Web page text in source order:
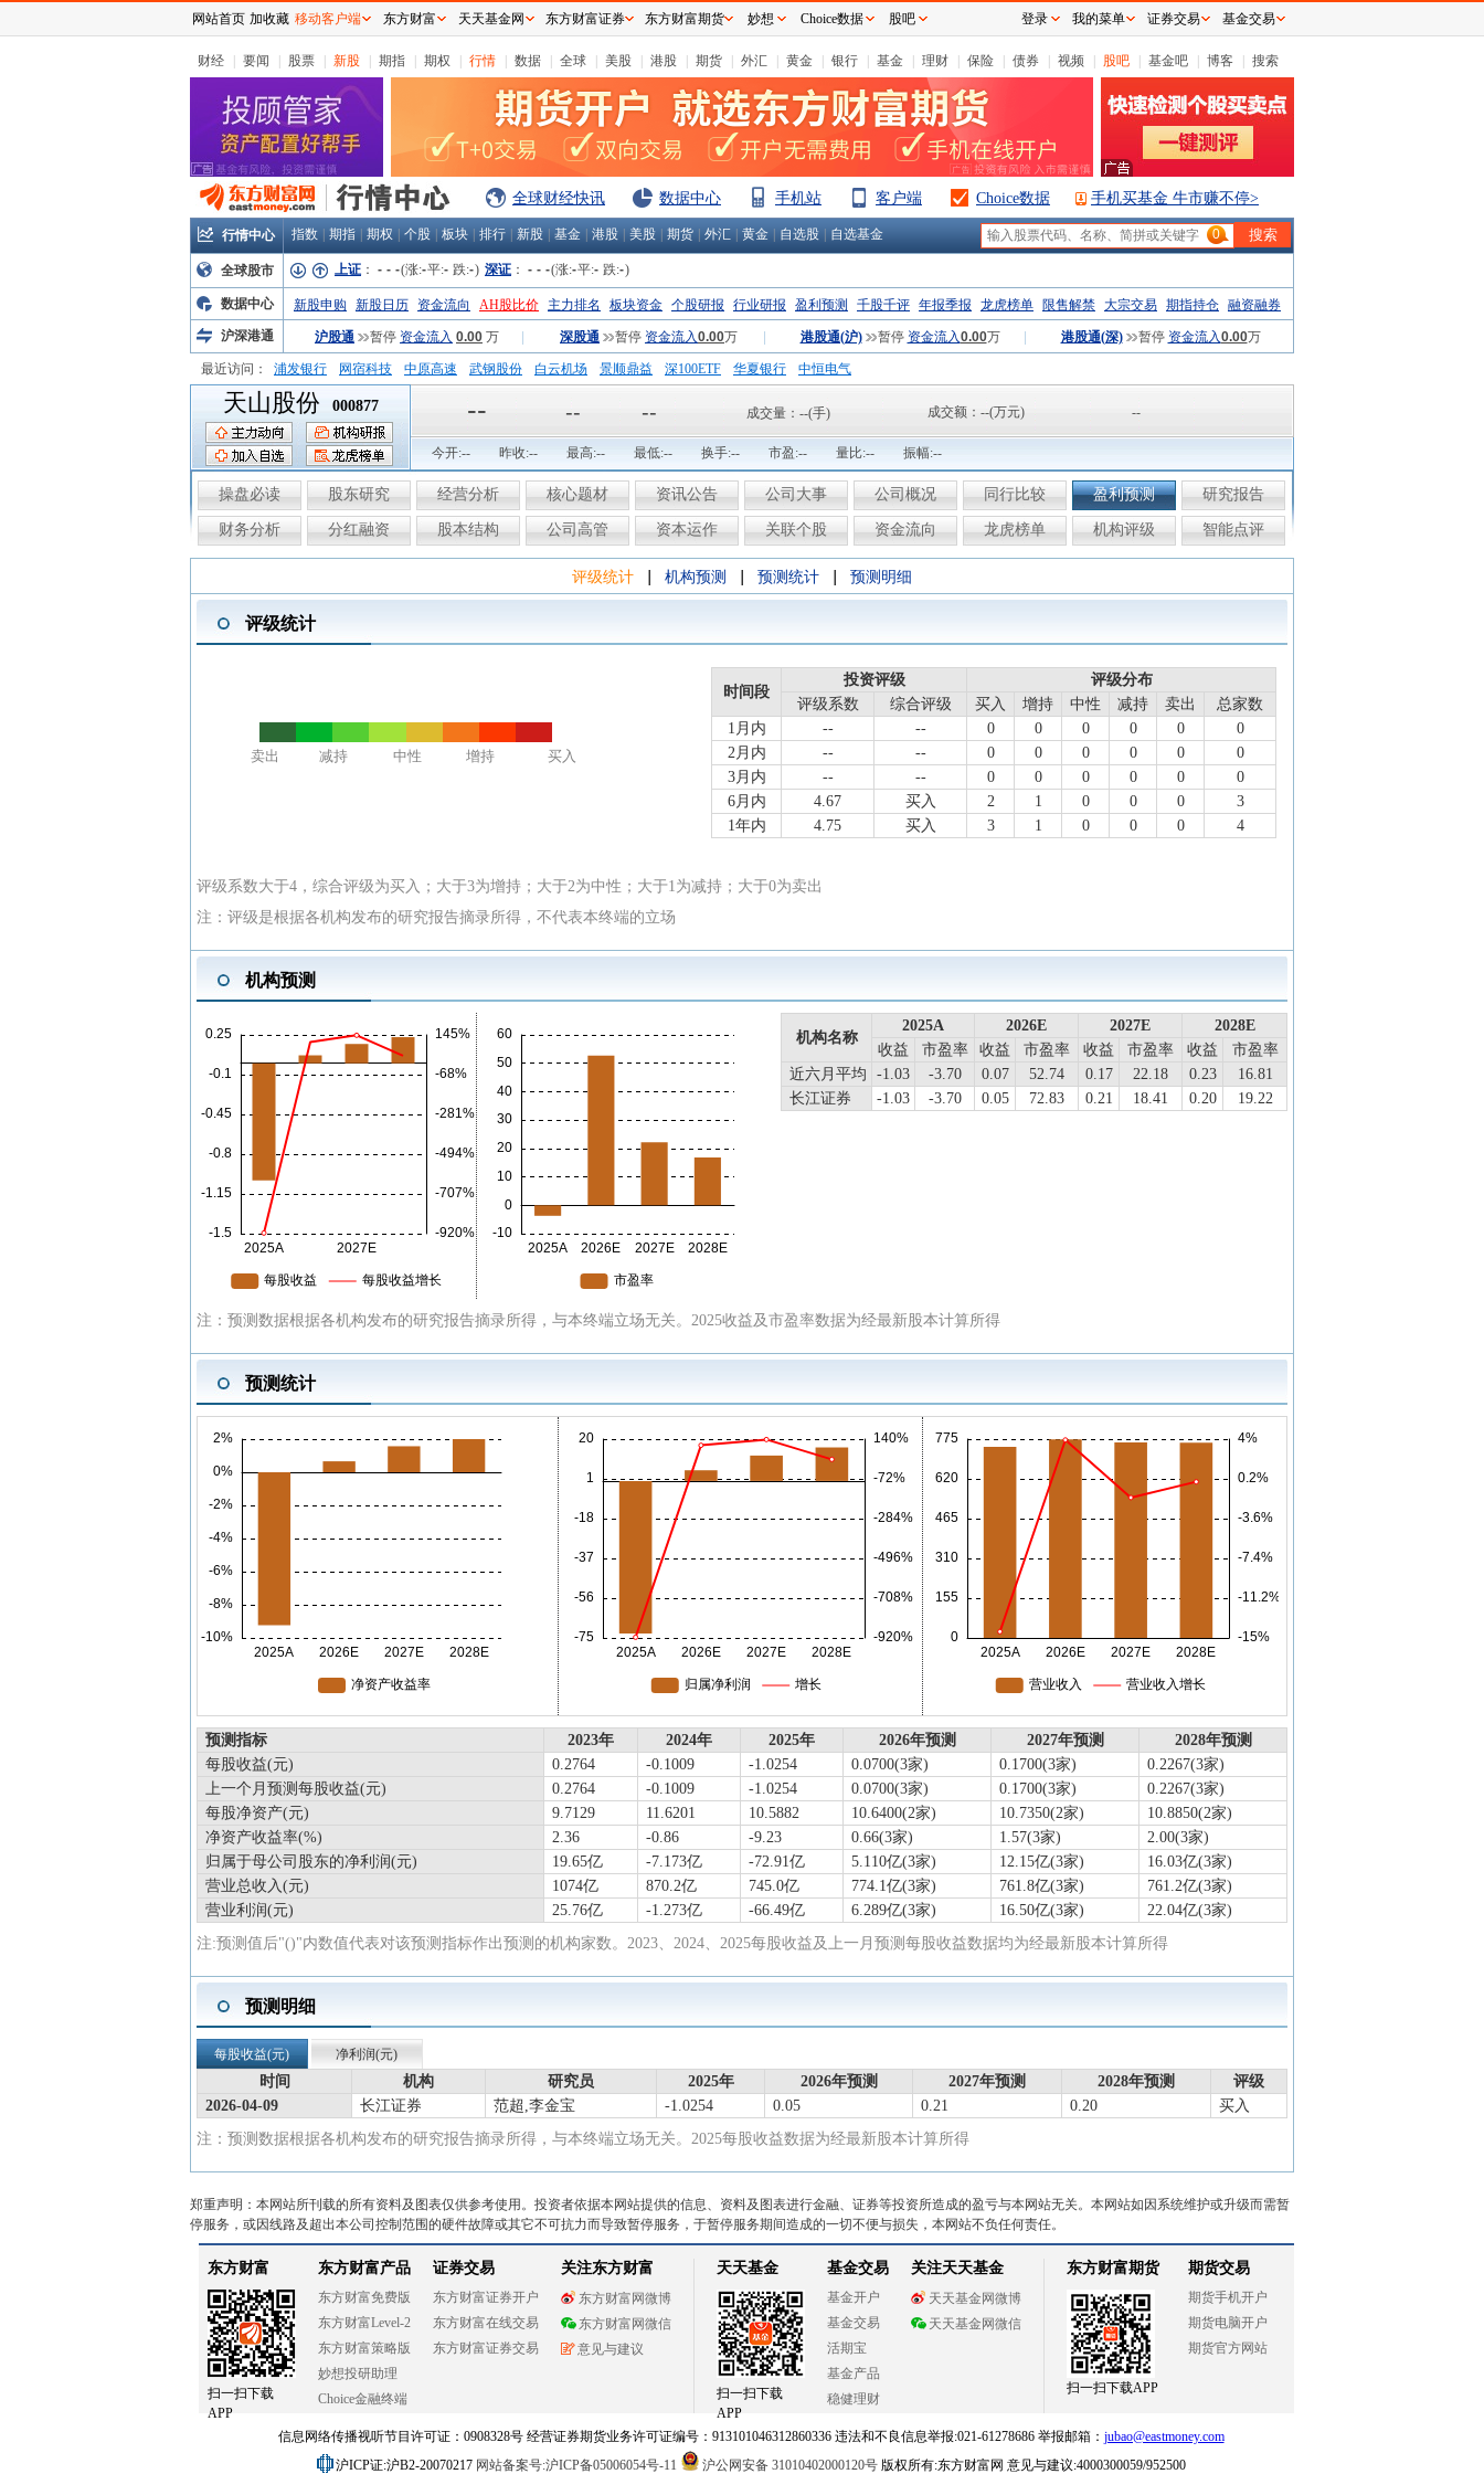
财经 要闻 股票 新股 期指 期权 行情 数据 全球 美股 港股 期货 外汇 黄金 银行 基金 理财 保险 债券 视频 股吧 基金吧 博客 搜索
全球财经快讯 数据中心 手机站 客户端 Choice数据 手机买基金 牛市赚不停>
行情中心 指数 期指 期权 个股 板块 排行 新股 基金 港股 美股 期货 外汇 黄金 自选股 自选基金 0
全球股市 上证 ： - - -(涨:-平:- 跌:-) 深证 ： - - -(涨:-平:- 跌:-)
数据中心 新股申购 新股日历 资金流向 AH股比价 主力排名 板块资金 个股研报 行业研报 盈利预测 千股千评 年报季报 龙虎榜单 限售解禁 大宗交易 期指持仓 融资融券
沪深港通
沪股通 暂停 资金流入 0.00 万 深股通 暂停 资金流入0.00万 港股通(沪) 暂停 资金流入0.00万 港股通(深) 暂停 资金流入0.00万
最近访问： 浦发银行 网宿科技 中原高速 武钢股份 白云机场 景顺鼎益 深100ETF 华夏银行
中恒电气
弘业股份
富临运业
天山股份 000877 -- -- -- 成交量： --(手) 成交额： --(万元) --
今开:-- 昨收:-- 最高:-- 最低:-- 换手:-- 市盈:-- 量比:-- 振幅:--
操盘必读 股东研究 经营分析 核心题材 资讯公告 公司大事 公司概况 同行比较 盈利预测 研究报告
财务分析 分红融资 股本结构 公司高管 资本运作 关联个股 资金流向 龙虎榜单 机构评级 智能点评
评级统计 机构预测 预测统计 预测明细
评级统计
卖出 减持 中性 增持 买入
时间段
投资评级
评级分布
评级系数
综合评级 买入 增持 中性 减持 卖出
总家数
1月内
-- -- 0 0 0 0 0
0
2月内
-- -- 0 0 0 0 0
0
3月内
-- -- 0 0 0 0 0
0
6月内
4.67 买入 2 1 0 0 0
3
1年内
4.75 买入 3 1 0 0 0 4
评级系数大于4，综合评级为买入；大于3为增持；大于2为中性；大于1为减持；大于0为卖出
注：评级是根据各机构发布的研究报告摘录所得，不代表本终端的立场
机构预测
机构名称
2025A 2026E 2027E
2028E
收益
市盈率 收益 市盈率 收益 市盈率 收益
市盈率
近六月平均
-1.03 -3.70 0.07 52.74 0.17 22.18 0.23
16.81
长江证券
-1.03 -3.70 0.05 72.83 0.21 18.41 0.20 19.22
注：预测数据根据各机构发布的研究报告摘录所得，与本终端立场无关。2025收益及市盈率数据为经最新股本计算所得
预测统计
预测指标 2023年 2024年 2025年 2026年预测 2027年预测
2028年预测
每股收益(元)
0.2764 -0.1009 -1.0254 0.0700(3家) 0.1700(3家)
0.2267(3家)
上一个月预测每股收益(元)
0.2764 -0.1009 -1.0254 0.0700(3家) 0.1700(3家)
0.2267(3家)
每股净资产(元)
9.7129 11.6201 10.5882 10.6400(2家) 10.7350(2家)
10.8850(2家)
净资产收益率(%)
2.36 -0.86 -9.23 0.66(3家) 1.57(3家)
2.00(3家)
归属于母公司股东的净利润(元)
19.65亿 -7.173亿 -72.91亿 5.110亿(3家) 12.15亿(3家)
16.03亿(3家)
营业总收入(元)
1074亿 870.2亿 745.0亿 774.1亿(3家) 761.8亿(3家)
761.2亿(3家)
营业利润(元)
25.76亿 -1.273亿 -66.49亿 6.289亿(3家) 16.50亿(3家)
22.04亿(3家)
注:预测值后"()"内数值代表对该预测指标作出预测的机构家数。2023、2024、2025每股收益及上一月预测每股收益数据均为经最新股本计算所得
预测明细
每股收益(元) 净利润(元)
时间 机构 研究员 2025年 2026年预测 2027年预测 2028年预测
评级
2026-04-09
长江证券 范超,李金宝 -1.0254 0.05 0.21 0.20
买入
注：预测数据根据各机构发布的研究报告摘录所得，与本终端立场无关。2025每股收益数据为经最新股本计算所得
郑重声明：本网站所刊载的所有资料及图表仅供参考使用。投资者依据本网站提供的信息、资料及图表进行金融、证券等投资所造成的盈亏与本网站无关。本网站如因系统维护或升级而需暂
停服务，或因线路及超出本公司控制范围的硬件故障或其它不可抗力而导致暂停服务，于暂停服务期间造成的一切不便与损失，本网站不负任何责任。
网站首页 加收藏 移动客户端 东方财富 天天基金网 东方财富证券 东方财富期货 妙想 Choice数据 股吧 登录 我的菜单 证券交易 基金交易